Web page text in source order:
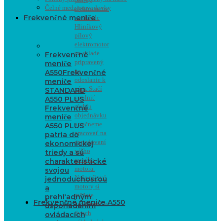
elektromotor
na sklade
Hliníkový
pílový
elektromotor
na sklade
pripravený
na
odoslanie k
vám. Stačí
vyplniť
rýchlu
objednávku
a začneme
pracovať na
expedovaní
vášho
nového
motora.
Naše pílové
motory si
môžete
zaobstarať v
dvoch
Čelné medziprevodovky
Frekvenčné meniče
Frekvenčné
meniče
A550Frekvenčné
meniče
STANDARD
A550 PLUS
Frekvenčné
meniče
A550 PLUS
patria do
ekonomickej
triedy a sú
charakteristické
svojou
jednoduchosťou
a
prehľadným
usporiadaním
ovládacích
Frekvenčné meniče A550